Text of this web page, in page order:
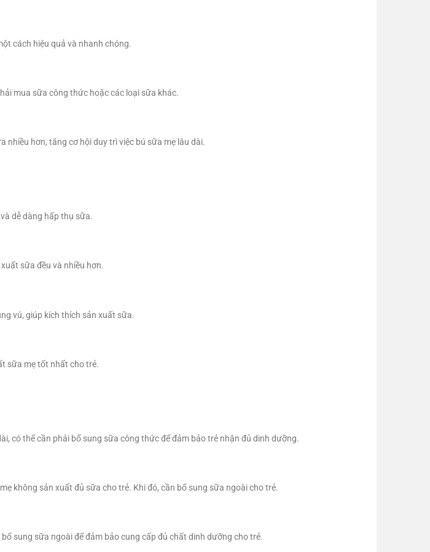
cách hiệu quả và nhanh chóng.
mua sữa công thức hoặc các loại sữa khác.
nhiều hơn, tăng cơ hội duy trì việc bú sữa mẹ lâu dài.
dễ dàng hấp thụ sữa.
sữa đều và nhiều hơn.
vú, giúp kích thích sản xuất sữa.
sữa mẹ tốt nhất cho trẻ.
có thể cần phải bổ sung sữa công thức để đảm bảo trẻ nhận đủ dinh dưỡng.
không sản xuất đủ sữa cho trẻ. Khi đó, cần bổ sung sữa ngoài cho trẻ.
sung sữa ngoài để đảm bảo cung cấp đủ chất dinh dưỡng cho trẻ.